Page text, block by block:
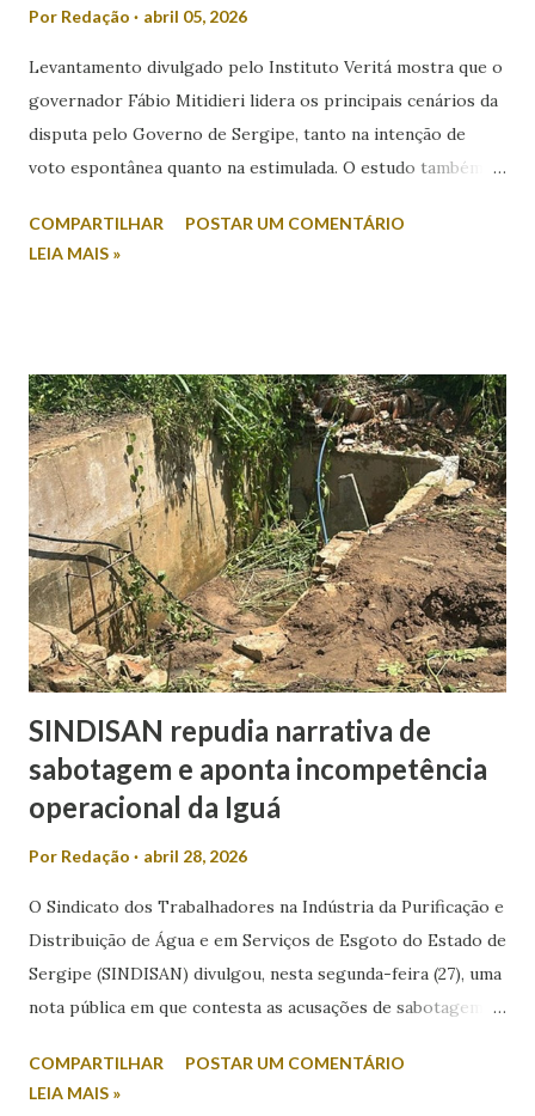
Por Redação abril 05, 2026
Levantamento divulgado pelo Instituto Veritá mostra que o
governador Fábio Mitidieri lidera os principais cenários da
disputa pelo Governo de Sergipe, tanto na intenção de
voto espontânea quanto na estimulada. O estudo também
colocados. Na intenção espontânea, quando o eleitor
estimulado, em que os candidatos são apresentados ao
entrevistado, Mitidieri mantém a liderança com 44,2%,
seguido por Valmir de Francisquinho, com 34,5%. Ricardo
Marques aparece com 17,6%, enquanto outros somam 3,7%.
O índice de eleitores indecisos, que não souberam ou
preferiram não responder, além de votos brancos e nulos,
chega a 22,6%. O levantamento também mediu a rejeição
dos candidatos. Nesse...
COMPARTILHAR
POSTAR UM COMENTÁRIO
LEIA MAIS »
SINDISAN repudia narrativa de
sabotagem e aponta incompetência
operacional da Iguá
Por Redação abril 28, 2026
O Sindicato dos Trabalhadores na Indústria da Purificação e
Distribuição de Água e em Serviços de Esgoto do Estado de
Sergipe (SINDISAN) divulgou, nesta segunda-feira (27), uma
nota pública em que contesta as acusações de sabotagem
Aracaju e região metropolitana. A entidade atribui o
COMPARTILHAR
POSTAR UM COMENTÁRIO
LEIA MAIS »